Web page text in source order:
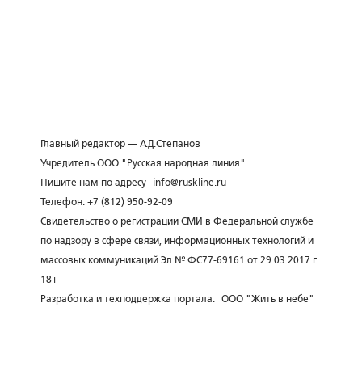
Главный редактор — А.Д.Степанов
Учредитель ООО "Русская народная линия"
Пишите нам по адресу
info@ruskline.ru
Телефон: +7 (812) 950-92-09
Свидетельство о регистрации СМИ в Федеральной службе
по надзору в сфере связи, информационных технологий и
массовых коммуникаций Эл № ФС77-69161 от 29.03.2017 г.
18+
Разработка и техподдержка портала: ООО "Жить в небе"